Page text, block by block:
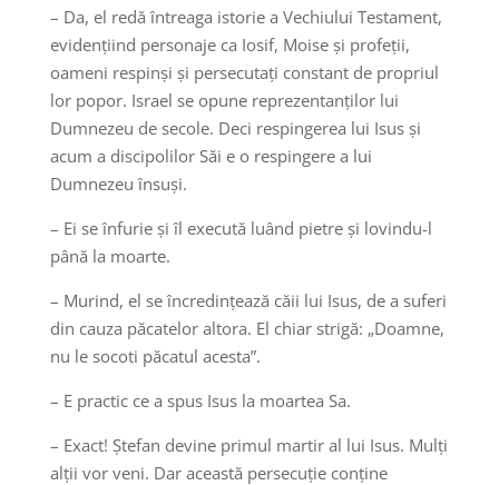
– Da, el redă întreaga istorie a Vechiului Testament,
evidențiind personaje ca Iosif, Moise și profeții,
oameni respinși și persecutați constant de propriul
lor popor. Israel se opune reprezentanților lui
Dumnezeu de secole. Deci respingerea lui Isus și
acum a discipolilor Săi e o respingere a lui
Dumnezeu însuși.
– Ei se înfurie și îl execută luând pietre și lovindu-l
până la moarte.
– Murind, el se încredințează căii lui Isus, de a suferi
din cauza păcatelor altora. El chiar strigă: „Doamne,
nu le socoti păcatul acesta”.
– E practic ce a spus Isus la moartea Sa.
– Exact! Ștefan devine primul martir al lui Isus. Mulți
alții vor veni. Dar această persecuție conține